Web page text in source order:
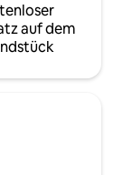
auf dem